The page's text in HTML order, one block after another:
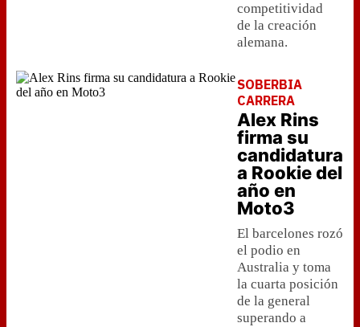
competitividad
de la creación
alemana.
SOBERBIA
CARRERA
Alex Rins
firma su
candidatura
a Rookie del
año en
Moto3
El barcelones rozó
el podio en
Australia y toma
la cuarta posición
de la general
superando a